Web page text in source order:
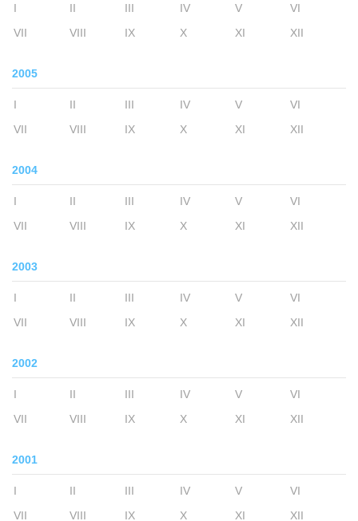
I II III IV V
VI
VII
VIII IX X XI XII
2005
I II III IV V
VI
VII
VIII IX X XI XII
2004
I II III IV V
VI
VII
VIII IX X XI XII
2003
I II III IV V
VI
VII
VIII IX X XI XII
2002
I II III IV V
VI
VII
VIII IX X XI XII
2001
I II III IV V
VI
VII
VIII IX X XI XII